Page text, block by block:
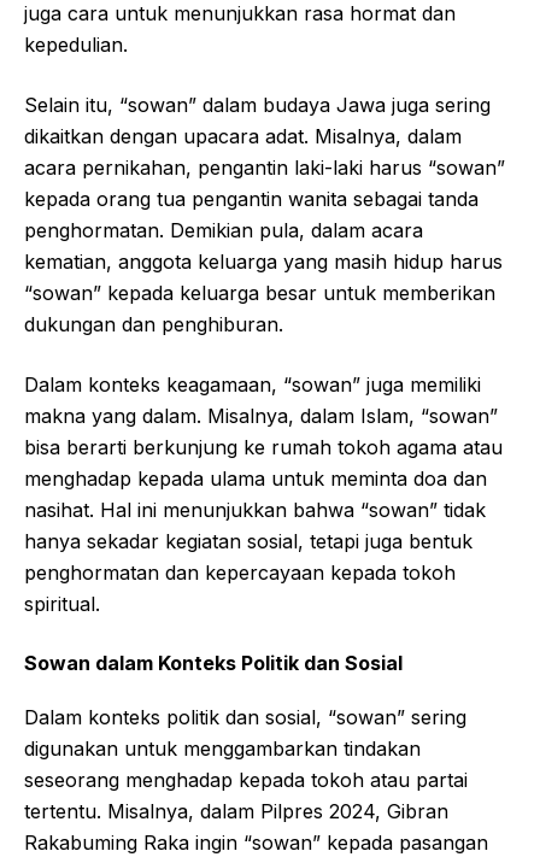
juga cara untuk menunjukkan rasa hormat dan
kepedulian.
Selain itu, “sowan” dalam budaya Jawa juga sering
dikaitkan dengan upacara adat. Misalnya, dalam
acara pernikahan, pengantin laki-laki harus “sowan”
kepada orang tua pengantin wanita sebagai tanda
penghormatan. Demikian pula, dalam acara
kematian, anggota keluarga yang masih hidup harus
“sowan” kepada keluarga besar untuk memberikan
dukungan dan penghiburan.
Dalam konteks keagamaan, “sowan” juga memiliki
makna yang dalam. Misalnya, dalam Islam, “sowan”
bisa berarti berkunjung ke rumah tokoh agama atau
menghadap kepada ulama untuk meminta doa dan
nasihat. Hal ini menunjukkan bahwa “sowan” tidak
hanya sekadar kegiatan sosial, tetapi juga bentuk
penghormatan dan kepercayaan kepada tokoh
spiritual.
Sowan dalam Konteks Politik dan Sosial
Dalam konteks politik dan sosial, “sowan” sering
digunakan untuk menggambarkan tindakan
seseorang menghadap kepada tokoh atau partai
tertentu. Misalnya, dalam Pilpres 2024, Gibran
Rakabuming Raka ingin “sowan” kepada pasangan